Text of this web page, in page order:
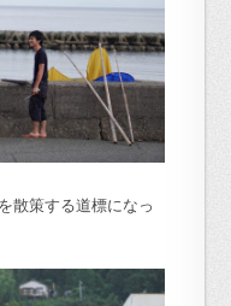
散策する道標になっ